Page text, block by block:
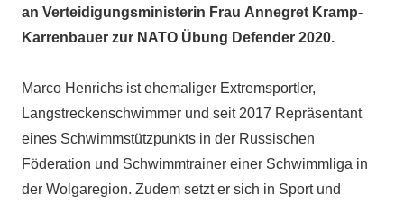
an Verteidigungsministerin Frau Annegret Kramp-
Karrenbauer zur NATO Übung Defender 2020.
Marco Henrichs ist ehemaliger Extremsportler,
Langstreckenschwimmer und seit 2017 Repräsentant
eines Schwimmstützpunkts in der Russischen
Föderation und Schwimmtrainer einer Schwimmliga in
der Wolgaregion. Zudem setzt er sich in Sport und